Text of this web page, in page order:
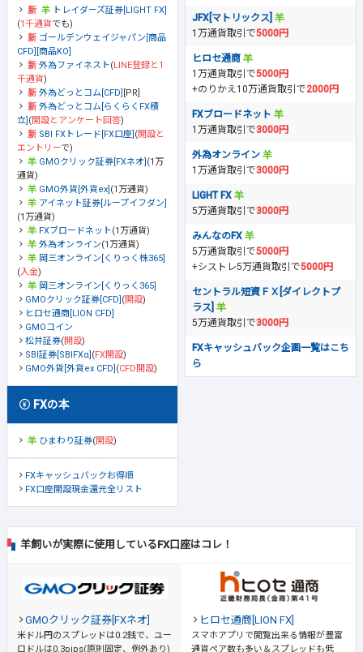
トレイダーズ証券[LIGHT FX]
(1千通貨でも)
ゴールデンウェイジャパン[商品
CFD][商品KO]
外為ファイネスト(LINE登録と1
千通貨)
外為どっとコム[CFD] [PR]
外為どっとコム[らくらくFX積
立] (開設とアンケート回答)
SBI FXトレード[FX口座] (開設と
エントリーで)
GMOクリック証券[FXネオ] (1万
通貨)
GMO外貨[外貨ex] (1万通貨)
アイネット証券[ループイフダン]
(1万通貨)
FXブロードネット(1万通貨)
外為オンライン(1万通貨)
岡三オンライン[くりっく株365]
(入金)
岡三オンライン[くりっく365]
GMOクリック証券[CFD] (開設)
ヒロセ通商[LION CFD]
GMOコイン
松井証券(開設)
SBI証券[SBIFXα] (FX開設)
GMO外貨[外貨ex CFD] (CFD開設)
FXの本
ひまわり証券(開設)
FXキャッシュバックお得順
FX口座開設現金還元全リスト
JFX[マトリックス]
1万通貨取引で5000円
ヒロセ通商
1万通貨取引で5000円
+のりかえ10万通貨取引で2000円
FXブロードネット
1万通貨取引で3000円
外為オンライン
1万通貨取引で3000円
LIGHT FX
5万通貨取引で3000円
みんなのFX
5万通貨取引で5000円
+シストレ5万通貨取引で5000円
セントラル短資ＦＸ[ダイレクトプ
ラス]
5万通貨取引で3000円
FXキャッシュバック企画一覧はこち
ら
羊飼いが実際に使用しているFX口座はコレ！
GMOクリック証券[FXネオ]
米ドル円のスプレッドは0.2銭で、ユー
ロドルは0.3pips(原則固定、例外あり)
ヒロセ通商[LION FX]
スマホアプリで閲覧出来る情報が豊富
通貨ペア数も多い＆スプレッドも低